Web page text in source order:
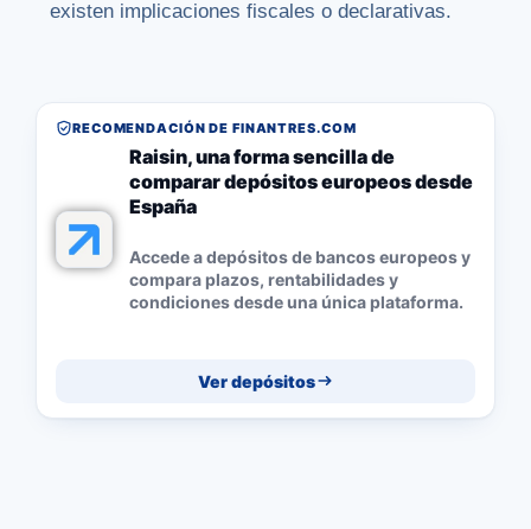
existen implicaciones fiscales o declarativas.
RECOMENDACIÓN DE FINANTRES.COM
Raisin, una forma sencilla de
comparar depósitos europeos desde
España
Accede a depósitos de bancos europeos y
compara plazos, rentabilidades y
condiciones desde una única plataforma.
Ver depósitos